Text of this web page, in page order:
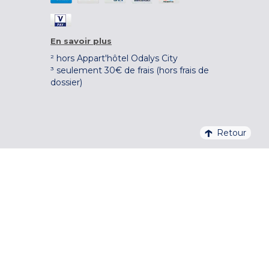
En savoir plus
² hors Appart'hôtel Odalys City
³ seulement 30€ de frais (hors frais de
dossier)
Retour